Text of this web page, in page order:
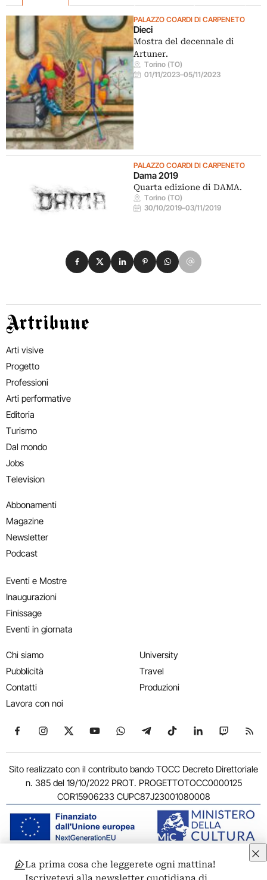
PALAZZO COARDI DI CARPENETO
Dieci
Mostra del decennale di
Artuner.
Torino (TO)
01/11/2023–05/11/2023
PALAZZO COARDI DI CARPENETO
Dama 2019
Quarta edizione di DAMA.
Torino (TO)
30/10/2019–03/11/2019
Condividi su Facebook
Condividi su X
Condividi su LinkedIn
Condividi su Pinterest
Condividi su WhatsApp
Condividi su Email
Artribune
Arti visive
Progetto
Professioni
Arti performative
Editoria
Turismo
Dal mondo
Jobs
Television
Abbonamenti
Magazine
Newsletter
Podcast
Eventi e Mostre
Inaugurazioni
Finissage
Eventi in giornata
Chi siamo
Pubblicità
Contatti
Lavora con noi
University
Travel
Produzioni
Seguici su Facebook
Seguici su Instagram
Seguici su X
Seguici su YouTube
Seguici su WhatsApp
Seguici su Telegram
Seguici su TikTok
Seguici su
Seguici
Sito realizzato con il contributo bando TOCC Decreto Direttoriale
n. 385 del 19/10/2022 PROT. PROGETTOTOCC0000125
COR15906233 CUPC87J23001080008
© 2011-2026 ARTRIBUNE srl – Corso Vittorio Emanuele II, 287 –
La prima cosa che leggerete ogni mattina!